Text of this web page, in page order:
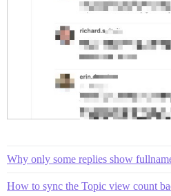
Why only some replies show
How to sync the Topic view count